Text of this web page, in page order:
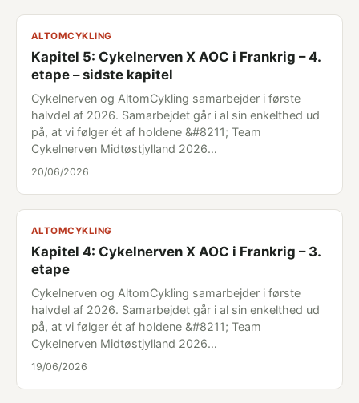
ALTOMCYKLING
Kapitel 5: Cykelnerven X AOC i Frankrig – 4.
etape – sidste kapitel
Cykelnerven og AltomCykling samarbejder i første
halvdel af 2026. Samarbejdet går i al sin enkelthed ud
på, at vi følger ét af holdene &#8211; Team
Cykelnerven Midtøstjylland 2026…
20/06/2026
ALTOMCYKLING
Kapitel 4: Cykelnerven X AOC i Frankrig – 3.
etape
Cykelnerven og AltomCykling samarbejder i første
halvdel af 2026. Samarbejdet går i al sin enkelthed ud
på, at vi følger ét af holdene &#8211; Team
Cykelnerven Midtøstjylland 2026…
19/06/2026